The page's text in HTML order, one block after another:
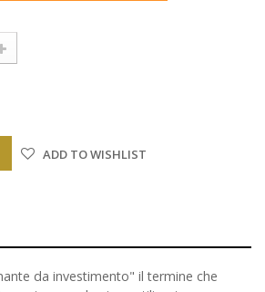
ADD TO WISHLIST
da investimento" il termine che